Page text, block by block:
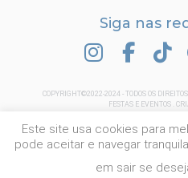
Siga nas
INSTAGRAM
COPYRIGHT©2022-2024 - TODOS OS
FESTAS E EVENTOS .
Este site usa cookies para
pode aceitar e navegar
em sair se